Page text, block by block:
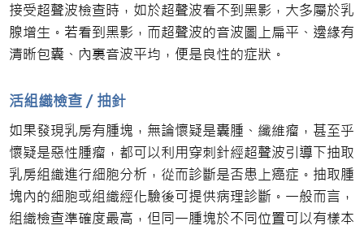
接受超聲波檢查時，如於超聲波看不到黑影，大多屬於乳
腺增生。若看到黑影，而超聲波的音波圖上扁平、邊緣有
清晰包囊、內裏音波平均，便是良性的症狀。
活組織檢查 / 抽針
如果發現乳房有腫塊，無論懷疑是囊腫、纖維瘤，甚至乎
懷疑是惡性腫瘤，都可以利用穿刺針經超聲波引導下抽取
乳房組織進行細胞分析，從而診斷是否患上癌症。抽取腫
塊內的細胞或組織經化驗後可提供病理診斷。一般而言，
組織檢查準確度最高，但同一腫塊於不同位置可以有樣本